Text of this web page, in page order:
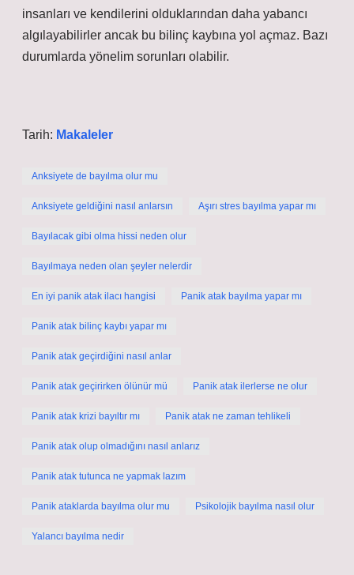
insanları ve kendilerini olduklarından daha yabancı
algılayabilirler ancak bu bilinç kaybına yol açmaz. Bazı
durumlarda yönelim sorunları olabilir.
Tarih: Makaleler
Anksiyete de bayılma olur mu
Anksiyete geldiğini nasıl anlarsın Aşırı stres bayılma yapar mı
Bayılacak gibi olma hissi neden olur
Bayılmaya neden olan şeyler nelerdir
En iyi panik atak ilacı hangisi Panik atak bayılma yapar mı
Panik atak bilinç kaybı yapar mı
Panik atak geçirdiğini nasıl anlar
Panik atak geçirirken ölünür mü Panik atak ilerlerse ne olur
Panik atak krizi bayıltır mı Panik atak ne zaman tehlikeli
Panik atak olup olmadığını nasıl anlarız
Panik atak tutunca ne yapmak lazım
Panik ataklarda bayılma olur mu Psikolojik bayılma nasıl olur
Yalancı bayılma nedir